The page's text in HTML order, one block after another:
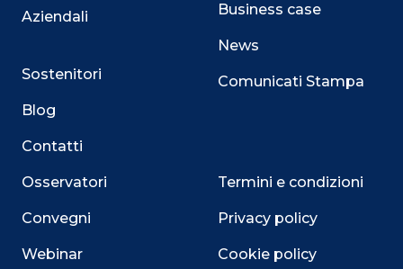
Aziendali
Sostenitori
Blog
Contatti
Osservatori
Convegni
Webinar
Business case
News
Comunicati Stampa
Termini e condizioni
Privacy policy
Cookie policy